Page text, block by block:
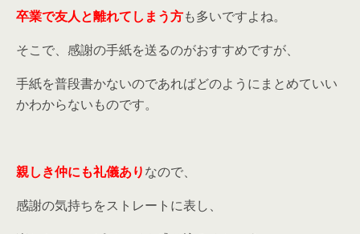
卒業で友人と離れてしまう方も多いですよね。
そこで、感謝の手紙を送るのがおすすめですが、
手紙を普段書かないのであればどのようにまとめていい
かわからないものです。
親しき仲にも礼儀ありなので、
感謝の気持ちをストレートに表し、